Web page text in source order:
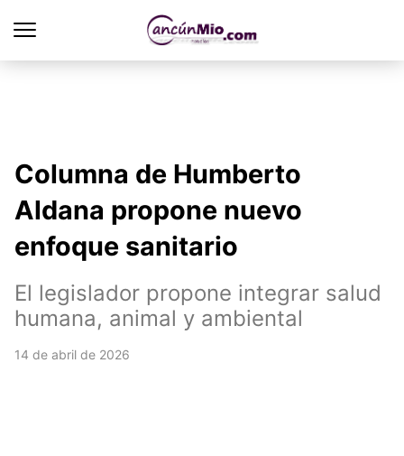
Columna de Humberto
Aldana propone nuevo
enfoque sanitario
El legislador propone integrar salud
humana, animal y ambiental
14 de abril de 2026